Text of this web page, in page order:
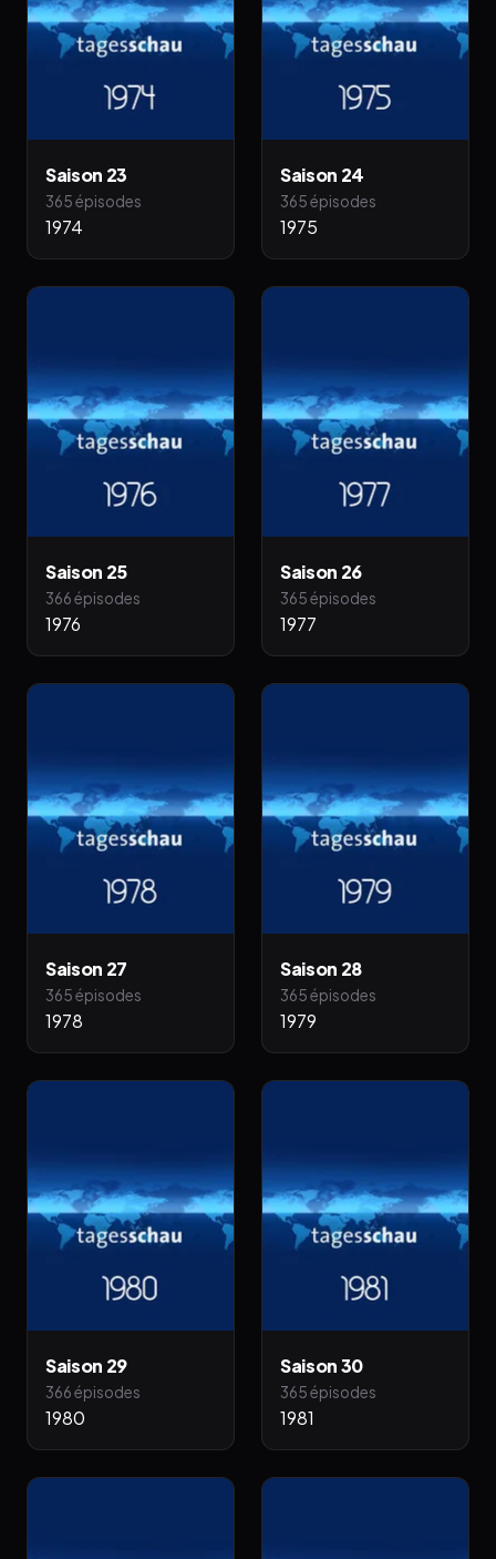
Saison 23
365 épisodes
1974
Saison 24
365 épisodes
1975
Saison 25
366 épisodes
1976
Saison 26
365 épisodes
1977
Saison 27
365 épisodes
1978
Saison 28
365 épisodes
1979
Saison 29
366 épisodes
1980
Saison 30
365 épisodes
1981